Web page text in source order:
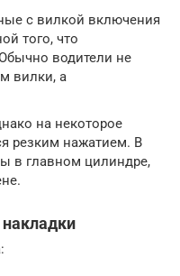
с вилкой включения
того, что
водители не
вилки, а
на некоторое
резким нажатием. В
в главном цилиндре,